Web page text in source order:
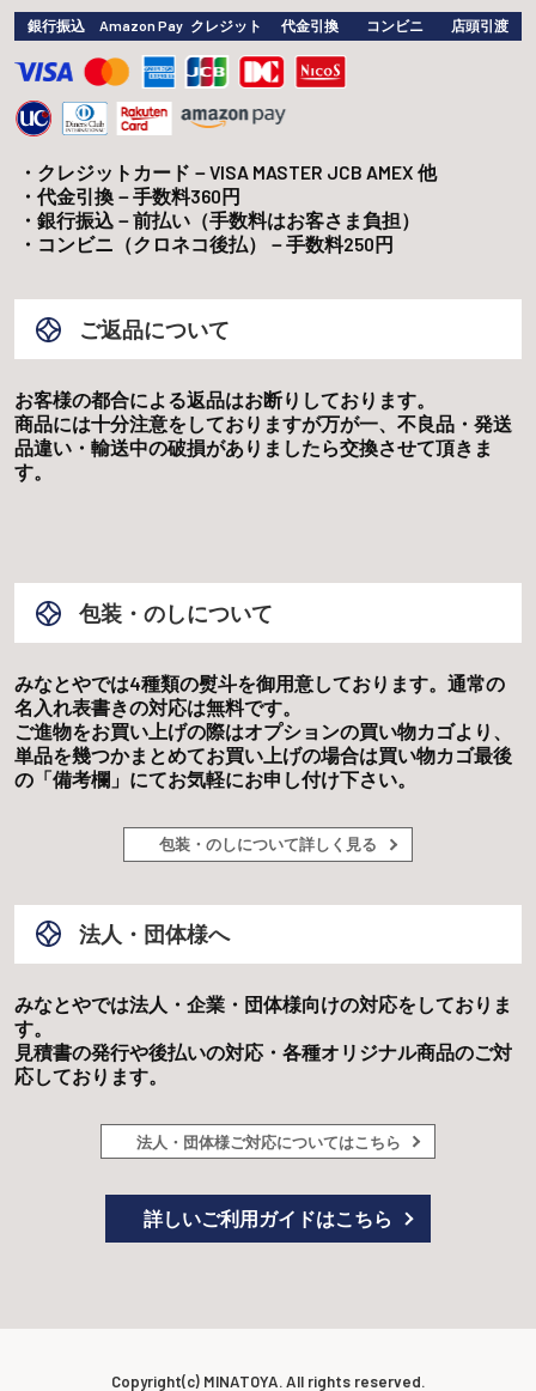
銀行振込 Amazon Pay クレジット 代金引換 コンビニ 店頭引渡
クレジットカード－VISA MASTER JCB AMEX 他
代金引換－手数料360円
銀行振込－前払い（手数料はお客さま負担）
コンビニ（クロネコ後払）－手数料250円
ご返品について
お客様の都合による返品はお断りしております。
商品には十分注意をしておりますが万が一、不良品・発送
品違い・輸送中の破損がありましたら交換させて頂きま
す。
包装・のしについて
みなとやでは4種類の熨斗を御用意しております。通常の
名入れ表書きの対応は無料です。
ご進物をお買い上げの際はオプションの買い物カゴより、
単品を幾つかまとめてお買い上げの場合は買い物カゴ最後
の「備考欄」にてお気軽にお申し付け下さい。
包装・のしについて詳しく見る
法人・団体様へ
みなとやでは法人・企業・団体様向けの対応をしておりま
す。
見積書の発行や後払いの対応・各種オリジナル商品のご対
応しております。
法人・団体様ご対応についてはこちら
詳しいご利用ガイドはこちら
Copyright(c) MINATOYA. All rights reserved.